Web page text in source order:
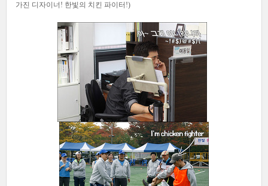
가진 디자이너! 한빛의 치킨 파이터!)